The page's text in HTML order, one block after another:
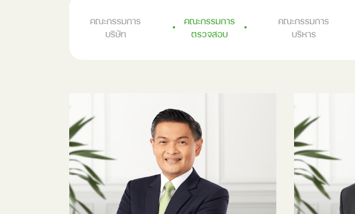
คณะกรรมการ
บริษัท
คณะกรรมการ
ตรวจสอบ
คณะกรรมการ
บริหาร